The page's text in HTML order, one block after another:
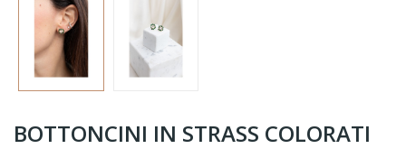
BOTTONCINI IN STRASS COLORATI